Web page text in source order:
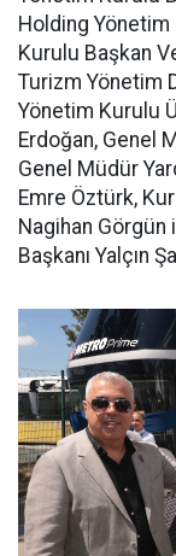
Holding Yönetim
Kurulu Başkan
Turizm Yönetim
Yönetim Kurulu
Erdoğan, Genel
Genel Müdür
Emre Öztürk,
Nagihan Görgün
Başkanı Yalçın